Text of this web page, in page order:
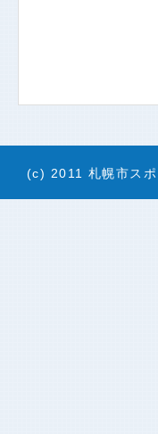
(c) 2011 札幌市ス